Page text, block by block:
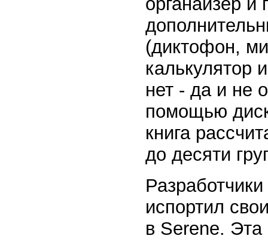
(диктофон,
калькулятор
нет - да и не
помощью
книга
до десяти
испортил
в Serene. Эта